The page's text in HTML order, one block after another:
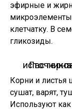
эфирные и
клетчатку. В
гликозиды.
Корни и листья
сушат, варят,
Используют